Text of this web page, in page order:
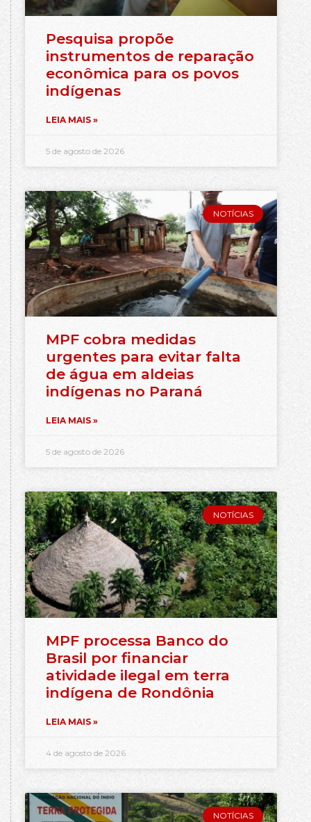
Pesquisa propõe
instrumentos de reparação
econômica para os povos
indígenas
LEIA MAIS »
5 de agosto de 2026
NOTÍCIAS
MPF cobra medidas
urgentes para evitar falta
de água em aldeias
indígenas no Paraná
LEIA MAIS »
5 de agosto de 2026
NOTÍCIAS
MPF processa Banco do
Brasil por financiar
atividade ilegal em terra
indígena de Rondônia
LEIA MAIS »
4 de agosto de 2026
NOTÍCIAS